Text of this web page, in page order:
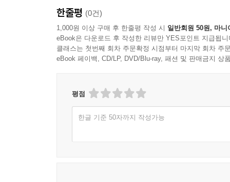
“체형 교정에도 유효기간이 있다!”
누적 조회수 2800만회,
28만 구독자가 인정한 지속 가능한 본질 운동법
사람들이 궁금해하고 원하는 지점을 정확히
한줄평 (0건)
1,000원 이상 구매 후 한줄평 작성 시 일반회원 50원, 마니
eBook은 다운로드 후 작성한 리뷰만 YES포인트 지급됩니
클래스는 첫번째 회차 주문확정 시점부터 마지막 회차 주
eBook 페이백, CD/LP, DVD/Blu-ray, 패션 및 판매금지 상
평점
한글 기준 50자까지 작성가능